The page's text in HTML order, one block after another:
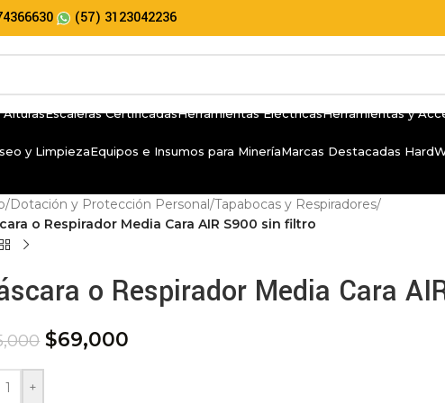
(57) 3123042236
Escaleras CertificadasHerramientas EléctricasHerramientas y
y LimpiezaEquipos e Insumos para MineríaMarcas Destacadas
/Dotación y Protección Personal/Tapabocas y Respiradores/
o Respirador Media Cara AIR S900 sin filtro
o Respirador Media Cara
$69,000
+